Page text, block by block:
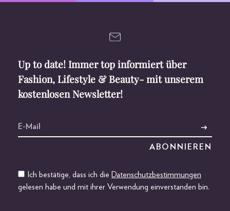
Up to date! Immer top informiert über
Fashion, Lifestyle & Beauty- mit unserem
kostenlosen Newsletter!
Ich bestätige, dass ich die Datenschutzbestimmungen
gelesen habe und mit ihrer Verwendung einverstanden bin.